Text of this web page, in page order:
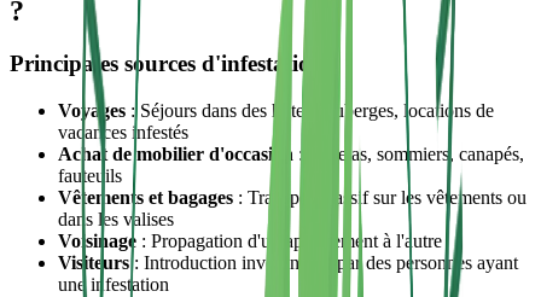
?
Principales sources d'infestation
Voyages : Séjours dans des hôtels, auberges, locations de
vacances infestés
Achat de mobilier d'occasion : Matelas, sommiers, canapés,
fauteuils
Vêtements et bagages : Transport passif sur les vêtements ou
dans les valises
Voisinage : Propagation d'un appartement à l'autre
Visiteurs: Introduction involontaire par des personnes ayant
une infestation